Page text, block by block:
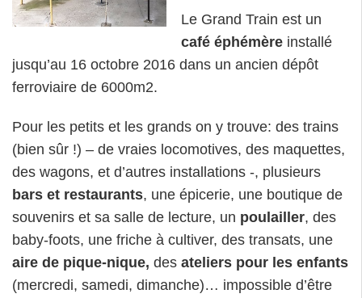
Le Grand Train est un
café éphémèreinstallé
jusqu’au 16 octobre 2016 dans un ancien dépôt
ferroviaire de 6000m2.
Pour les petits et les grands on y trouve: des trains
(bien sûr !) – de vraies locomotives, des maquettes,
des wagons, et d’autres installations -, plusieurs
bars et restaurants, une épicerie, une boutique de
souvenirs et sa salle de lecture, un poulailler, des
baby-foots, une friche à cultiver, des transats, une
aire de pique-nique, des ateliers pour les enfants
(mercredi, samedi, dimanche)… impossible d’être